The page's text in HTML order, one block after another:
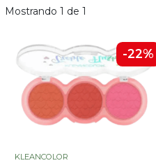
Mostrando 1 de 1
-22%
KLEANCOLOR